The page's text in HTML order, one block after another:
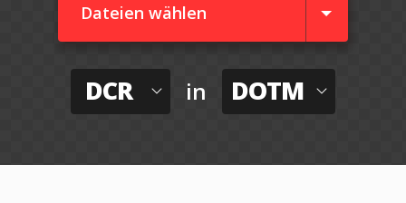
Dateien wählen
DCR in DOTM